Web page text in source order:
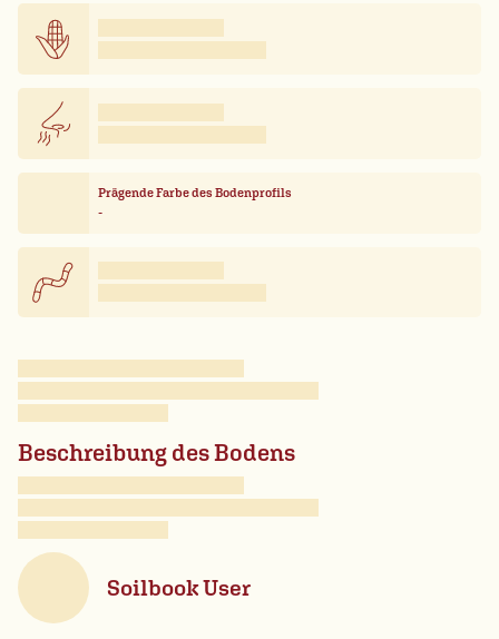
Prägende Farbe des Bodenprofils
-
Beschreibung des Bodens
Soilbook User